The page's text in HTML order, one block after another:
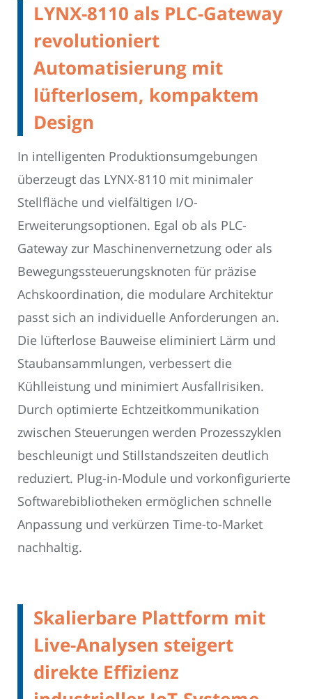
LYNX-8110 als PLC-Gateway
revolutioniert
Automatisierung mit
lüfterlosem, kompaktem
Design
In intelligenten Produktionsumgebungen
überzeugt das LYNX-8110 mit minimaler
Stellfläche und vielfältigen I/O-
Erweiterungsoptionen. Egal ob als PLC-
Gateway zur Maschinenvernetzung oder als
Bewegungssteuerungsknoten für präzise
Achskoordination, die modulare Architektur
passt sich an individuelle Anforderungen an.
Die lüfterlose Bauweise eliminiert Lärm und
Staubansammlungen, verbessert die
Kühlleistung und minimiert Ausfallrisiken.
Durch optimierte Echtzeitkommunikation
zwischen Steuerungen werden Prozesszyklen
beschleunigt und Stillstandszeiten deutlich
reduziert. Plug-in-Module und vorkonfigurierte
Softwarebibliotheken ermöglichen schnelle
Anpassung und verkürzen Time-to-Market
nachhaltig.
Skalierbare Plattform mit
Live-Analysen steigert
direkte Effizienz